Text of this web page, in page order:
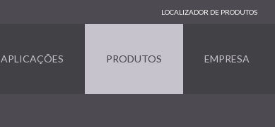
LOCALIZADOR DE PRODUTOS
APLICAÇÕES PRODUTOS EMPRESA